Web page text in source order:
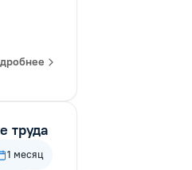
труда
1 месяц